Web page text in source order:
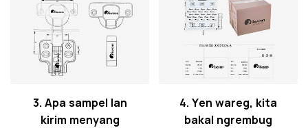
3. Apa sampel lan
kirim menyang
4. Yen wareg, kita
bakal ngrembug